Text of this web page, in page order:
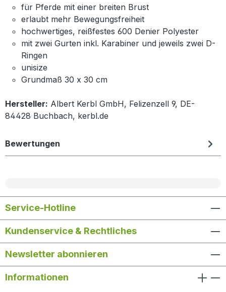
für Pferde mit einer breiten Brust
erlaubt mehr Bewegungsfreiheit
hochwertiges, reißfestes 600 Denier Polyester
mit zwei Gurten inkl. Karabiner und jeweils zwei D-
Ringen
unisize
Grundmaß 30 x 30 cm
Hersteller: Albert Kerbl GmbH, Felizenzell 9, DE-
84428 Buchbach, kerbl.de
Bewertungen
Service-Hotline
Kundenservice & Rechtliches
Newsletter abonnieren
Informationen